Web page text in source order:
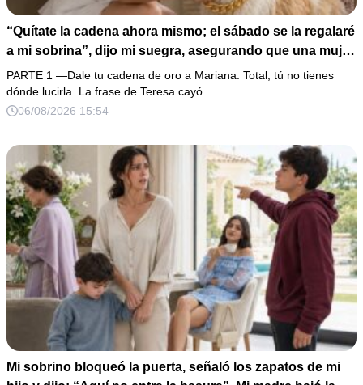
“Quítate la cadena ahora mismo; el sábado se la regalaré
a mi sobrina”, dijo mi suegra, asegurando que una mujer
con las manos marcadas por espinas no merecía 50
gramos de oro. Mi esposo guardó silencio, así que
obedecí con calma y le pedí que preparara la fiesta. Ella
completo que había intentado ocultar.
PARTE 1 —Dale tu cadena de oro a Mariana. Total, tú no tienes
dónde lucirla. La frase de Teresa cayó…
06/08/2026 15:54
Mi sobrino bloqueó la puerta, señaló los zapatos de mi